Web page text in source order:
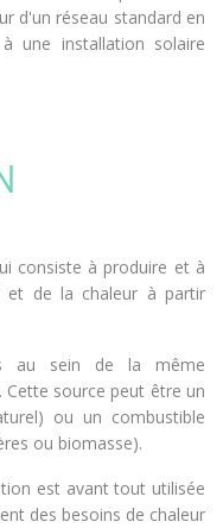
d'un réseau standard en
une installation solaire
consiste à produire et à
et de la chaleur à partir
au sein de la même
source peut être un
ou un combustible
ou biomasse).
est avant tout utilisée
des besoins de chaleur